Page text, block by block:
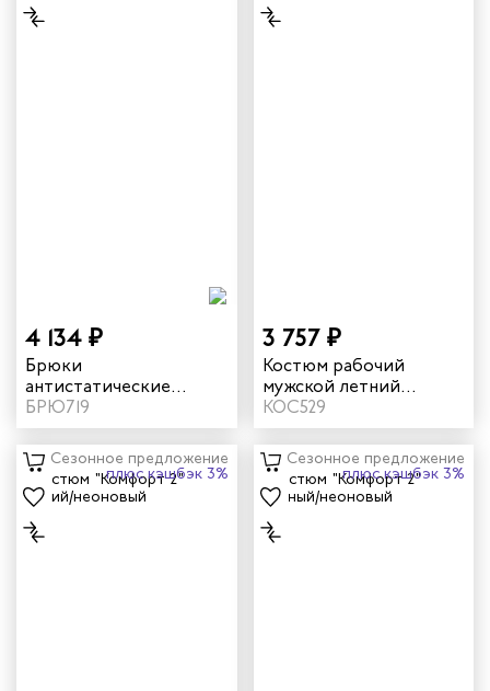
4 134 ₽
Брюки
антистатические
летние "Фест" цвет
серый
БРЮ719
3 757 ₽
Костюм рабочий
мужской летний
"Комфорт 2" серый/
оранжевый
КОС529
Сезонное предложение
плюс кэшбэк 3%
Сезонное предложение
плюс кэшбэк 3%